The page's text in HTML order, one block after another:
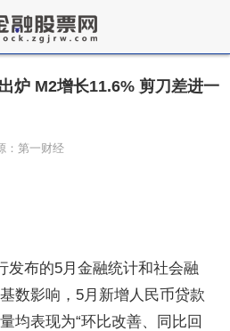
炉 M2增长11.6% 剪刀差进一
：第一财经
发布的5月金融统计和社会融
数影响，5月新增人民币贷款
均表现为“环比改善、同比回